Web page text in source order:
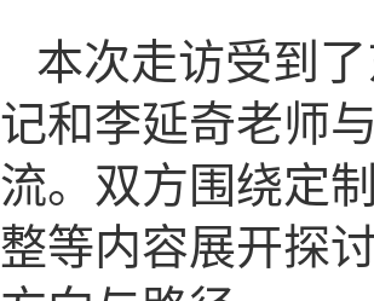
本次走访受到
记和李延奇老师
流。双方围绕定
整等内容展开探